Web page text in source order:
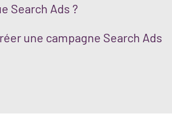
Search Ads ?
une campagne Search Ads